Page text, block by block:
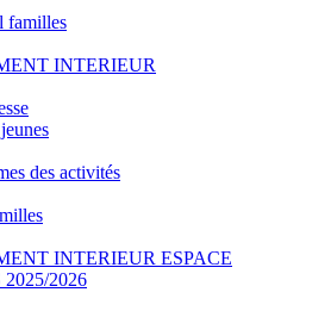
familles
INTERIEUR
des activités
INTERIEUR ESPACE
2026